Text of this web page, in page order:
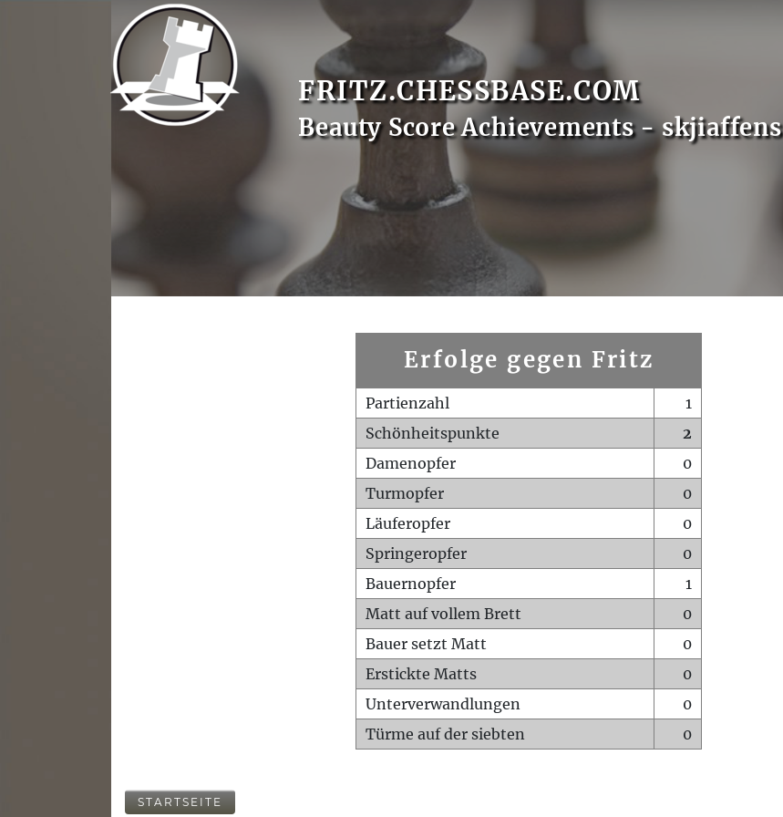
FRITZ.CHESSBASE.COM
Beauty Score Achievements - skjiaffens
Erfolge gegen Fritz
Partienzahl
1
Schönheitspunkte
2
Damenopfer
0
Turmopfer
0
Läuferopfer
0
Springeropfer
0
Bauernopfer
1
Matt auf vollem Brett
0
Bauer setzt Matt
0
Erstickte Matts
0
Unterverwandlungen
0
Türme auf der siebten
0
STARTSEITE